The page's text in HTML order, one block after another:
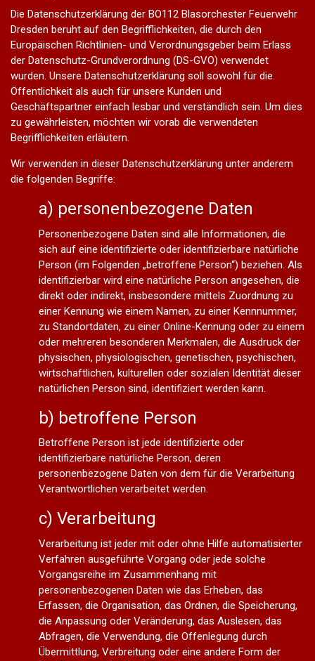
Die Datenschutzerklärung der BO112 Blasorchester Feuerwehr
Dresden beruht auf den Begrifflichkeiten, die durch den
Europäischen Richtlinien- und Verordnungsgeber beim Erlass
der Datenschutz-Grundverordnung (DS-GVO) verwendet
wurden. Unsere Datenschutzerklärung soll sowohl für die
Öffentlichkeit als auch für unsere Kunden und
Geschäftspartner einfach lesbar und verständlich sein. Um dies
zu gewährleisten, möchten wir vorab die verwendeten
Begrifflichkeiten erläutern.
Wir verwenden in dieser Datenschutzerklärung unter anderem
die folgenden Begriffe:
a) personenbezogene Daten
Personenbezogene Daten sind alle Informationen, die
sich auf eine identifizierte oder identifizierbare natürliche
Person (im Folgenden „betroffene Person“) beziehen. Als
identifizierbar wird eine natürliche Person angesehen, die
direkt oder indirekt, insbesondere mittels Zuordnung zu
einer Kennung wie einem Namen, zu einer Kennnummer,
zu Standortdaten, zu einer Online-Kennung oder zu einem
oder mehreren besonderen Merkmalen, die Ausdruck der
physischen, physiologischen, genetischen, psychischen,
wirtschaftlichen, kulturellen oder sozialen Identität dieser
natürlichen Person sind, identifiziert werden kann.
b) betroffene Person
Betroffene Person ist jede identifizierte oder
identifizierbare natürliche Person, deren
personenbezogene Daten von dem für die Verarbeitung
Verantwortlichen verarbeitet werden.
c) Verarbeitung
Verarbeitung ist jeder mit oder ohne Hilfe automatisierter
Verfahren ausgeführte Vorgang oder jede solche
Vorgangsreihe im Zusammenhang mit
personenbezogenen Daten wie das Erheben, das
Erfassen, die Organisation, das Ordnen, die Speicherung,
die Anpassung oder Veränderung, das Auslesen, das
Abfragen, die Verwendung, die Offenlegung durch
Übermittlung, Verbreitung oder eine andere Form der